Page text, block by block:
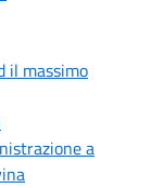
il massimo
a